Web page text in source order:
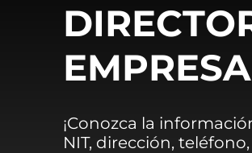
¡Conozca la
NIT, dirección,